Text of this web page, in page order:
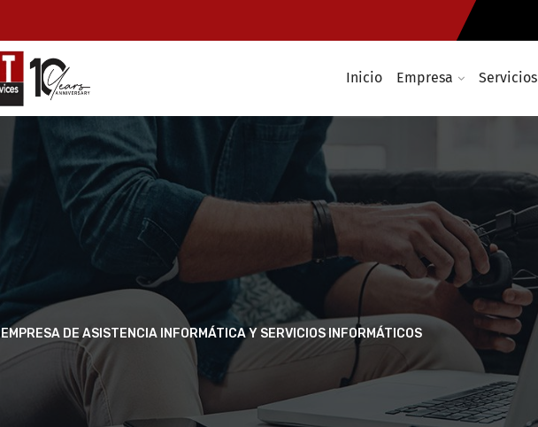
Inicio Empresa Servicios
EMPRESA DE ASISTENCIA INFORMÁTICA Y SERVICIOS INFORMÁTICOS